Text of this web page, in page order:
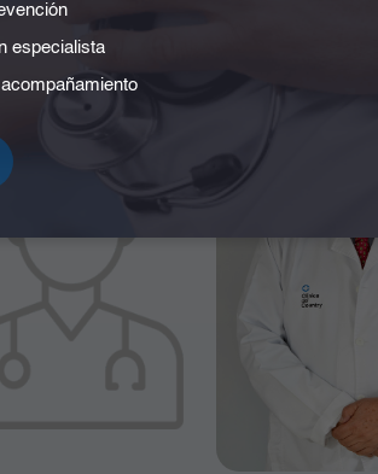
y Traumatología
y Traumatología
especialista